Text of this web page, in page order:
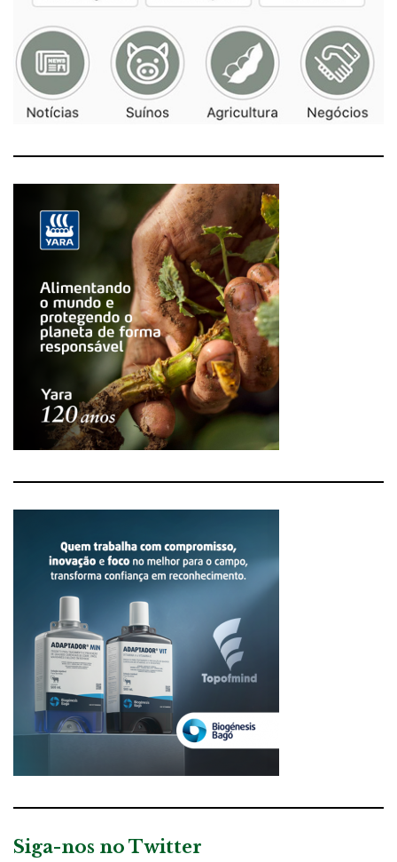
Siga-nos no Twitter